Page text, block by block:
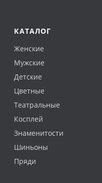
КАТАЛОГ
Женские
Мужские
Детские
Цветные
Театральные
Косплей
Знаменитости
Шиньоны
Пряди